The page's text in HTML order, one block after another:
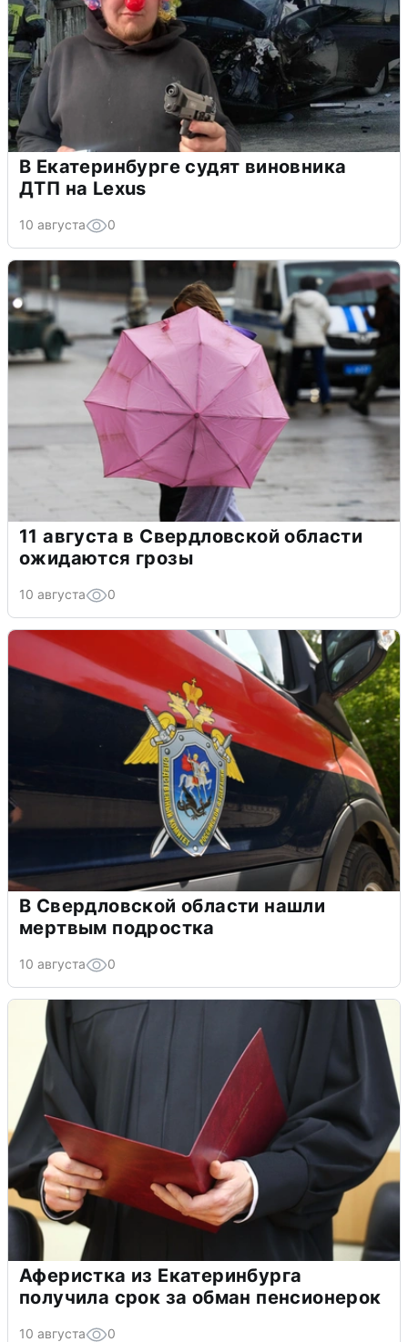
В Екатеринбурге судят виновника
ДТП на Lexus
10 августа 0
11 августа в Свердловской области
ожидаются грозы
10 августа 0
В Свердловской области нашли
мертвым подростка
10 августа 0
Аферистка из Екатеринбурга
получила срок за обман пенсионерок
10 августа 0